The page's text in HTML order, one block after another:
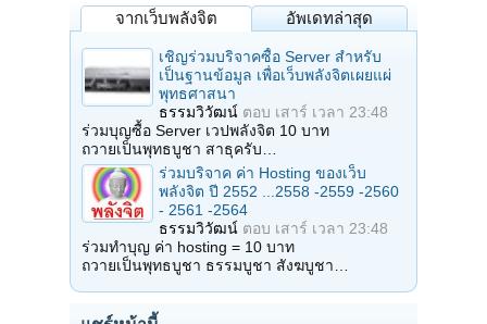
จากเว็บพลังจิต อัพเดทล่าสุด
เชิญร่วมบริจาคซื้อ Server สำหรับ
เป็นฐานข้อมูล เพื่อเว็บพลังจิตเผยแผ่
พุทธศาสนา
ธรรมวิวัฒน์ ตอบ เสาร์ เวลา 23:48
ร่วมบุญซื้อ Server เวปพลังจิต 10 บาท
ถวายเป็นพุทธบูชา สาธุครับ…
ร่วมบริจาค ค่า Hosting ของเว็บ
พลังจิต ปี 2552 ...2558 -2559 -2560
- 2561 -2564
ธรรมวิวัฒน์ ตอบ เสาร์ เวลา 23:48
ร่วมทำบุญ ค่า hosting = 10 บาท
ถวายเป็นพุทธบูชา ธรรมบูชา สังฆบูชา…